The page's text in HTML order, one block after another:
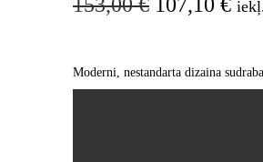
Moderni, nestandarta dizaina